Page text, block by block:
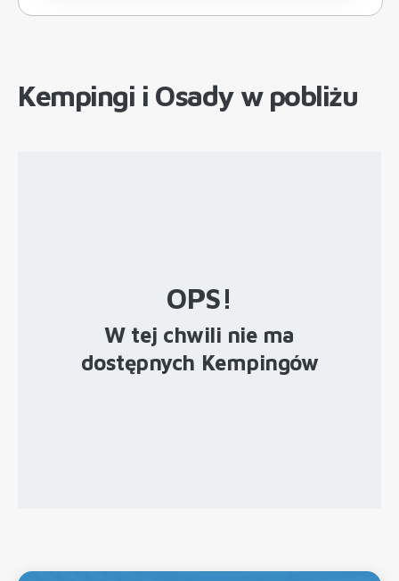
Kempingi i Osady w pobliżu
OPS!
W tej chwili nie ma
dostępnych Kempingów